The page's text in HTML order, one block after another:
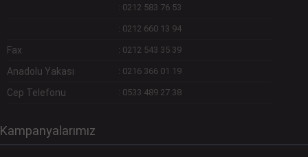
: 0212 583 76 53
: 0212 660 13 94
Fax : 0212 543 35 39
Anadolu Yakası : 0216 366 01 19
Cep Telefonu : 0533 489 27 38
Kampanyalarımız